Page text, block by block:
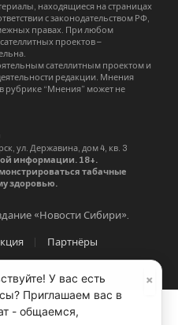
находящиеся на страницах
с законодательством РФ,
правах. При любом
проектов –
сателлитным проектом и
редакции. Мнения
рубрике “Мнения” может не
ул. Державина, дом 4, кв. 3
информации. 18+.
табачные
здоровью.
«Новости Сибири».
Партнёры
×
У вас есть
Приглашаем вас в
- общаемся,